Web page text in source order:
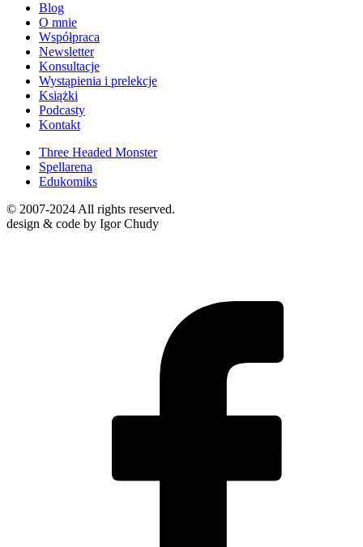
Blog
O mnie
Współpraca
Newsletter
Konsultacje
Wystąpienia i prelekcje
Książki
Podcasty
Kontakt
Three Headed Monster
Spellarena
Edukomiks
© 2007-2024 All rights reserved.
design & code by Igor Chudy